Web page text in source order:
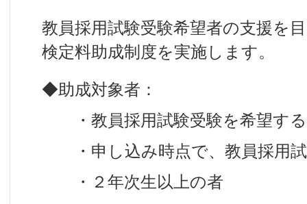
教員採用試験受験希望者の支援を
検定料助成制度を実施します。
◆助成対象者：
・教員採用試験受験を希望す
・申し込み時点で、教員採用試
・２年次生以上の者